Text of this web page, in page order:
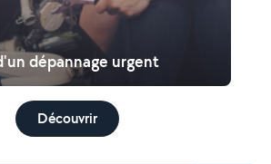
dépannage urgent
Découvrir